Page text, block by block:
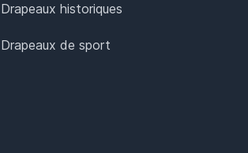
Drapeaux historiques
Drapeaux de sport